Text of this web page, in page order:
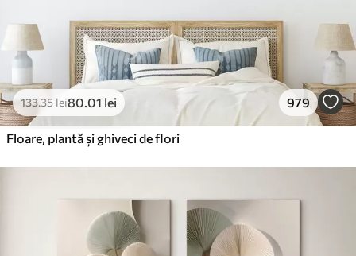
133.35lei80.01 lei 979
Floare, plantă și ghiveci de flori